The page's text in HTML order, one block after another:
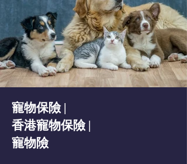
​寵物保險 |
香港寵物保險 |
寵物險